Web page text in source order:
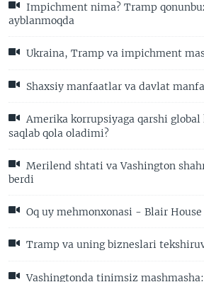
Impichment nima? Tramp
ayblanmoqda
Ukraina, Tramp va impichment
Shaxsiy manfaatlar va davlat
Amerika korrupsiyaga qarshi
saqlab qola oladimi?
Merilend shtati va Vashington
berdi
Oq uy mehmonxonasi - Blair House
Tramp va uning bizneslari
Vashingtonda tinimsiz